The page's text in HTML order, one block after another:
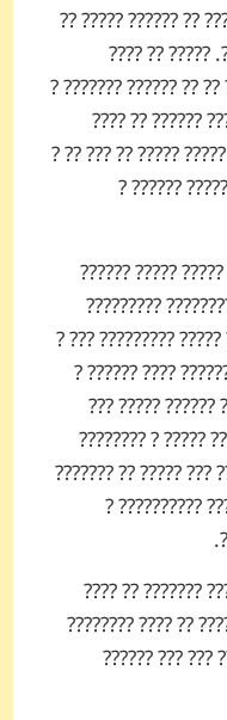
??????????????
?????
????????? ?
?????? ?? ????
????????? ???? ??
?? ?????? ??
?? ????? ?????
?????? ????
??????????
?????? ?????
??????
????? ?? ????
????? ?? ??? ?? ??
?? ????? ????
?????? ????? ??
??????? ?? ???? ??
????? ???????